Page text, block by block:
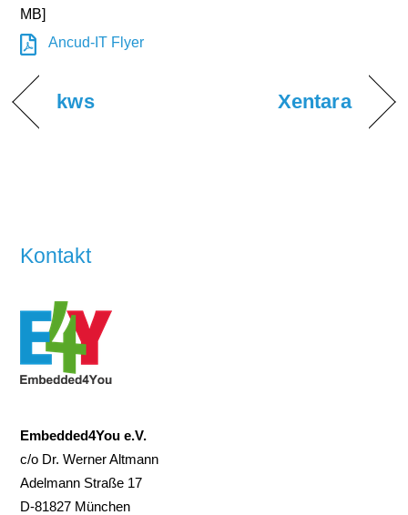
MB]
Ancud-IT Flyer
kws Xentara
Kontakt
Embedded4You e.V.
c/o Dr. Werner Altmann
Adelmann Straße 17
D-81827 München